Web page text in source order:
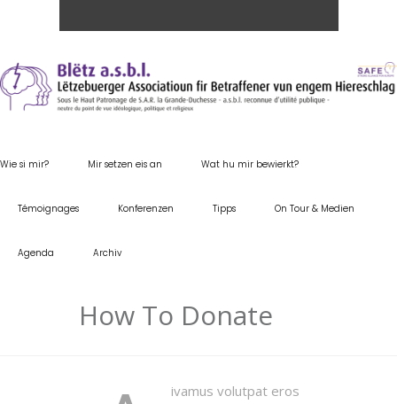
Wie si mir? Mir setzen eis an Wat hu mir bewierkt?
Témoignages Konferenzen Tipps On Tour & Medien
Agenda Archiv
How To Donate
ivamus volutpat eros